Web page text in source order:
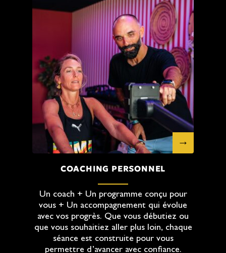
COACHING PERSONNEL
Un coach + Un programme conçu pour
vous + Un accompagnement qui évolue
avec vos progrès. Que vous débutiez ou
que vous souhaitiez aller plus loin, chaque
séance est construite pour vous
permettre d’avancer avec confiance.